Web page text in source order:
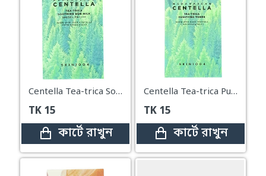
Centella Tea-trica Soothing Sun Milk Mini
TK 15
কার্টে রাখুন
Centella Tea-trica Purifying Toner Mini
TK 15
কার্টে রাখুন